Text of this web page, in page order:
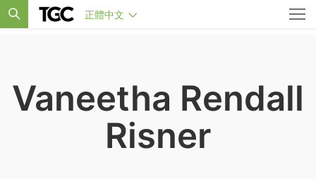
正體中文
Vaneetha Rendall
Risner